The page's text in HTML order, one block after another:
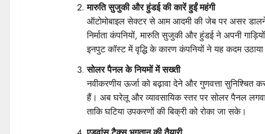
मारुति सुजुकी और हुंडई की कारें हुईं महंगी
ऑटोमोबाइल सेक्टर से आम आदमी की जेब पर असर
निर्माता कंपनियों, मारुति सुजुकी और हुंडई ने अपनी
इनपुट कॉस्ट में वृद्धि के कारण कंपनियों ने यह कदम
सोलर पैनल के नियमों में सख्ती
नवीकरणीय ऊर्जा को बढ़ावा देने और गुणवत्ता सुनिश्चित
हैं। अब घरेलू और व्यावसायिक स्तर पर सोलर पैनल
ताकि घटिया उपकरणों की बिक्री को रोका जा सके।